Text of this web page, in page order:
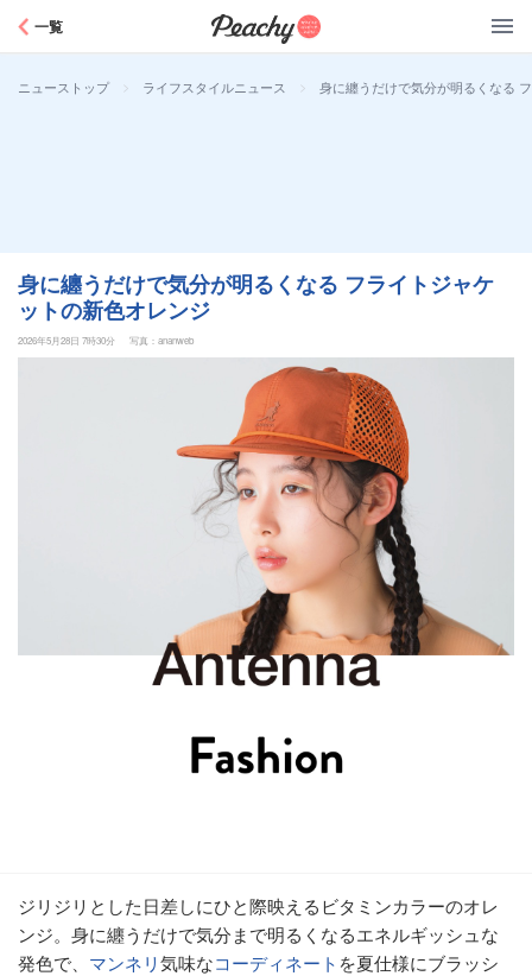
一覧
ニューストップ > ライフスタイルニュース > 身に纏うだけで気分が明るくなる
身に纏うだけで気分が明るくなる フライトジャケ
ットの新色オレンジ
2026年5月28日 7時30分 写真：ananweb
ジリジリとした日差しにひと際映えるビタミンカラーのオレ
ンジ。身に纏うだけで気分まで明るくなるエネルギッシュな
発色で、 マンネリ気味なコーディネート を夏仕様にブラッシ